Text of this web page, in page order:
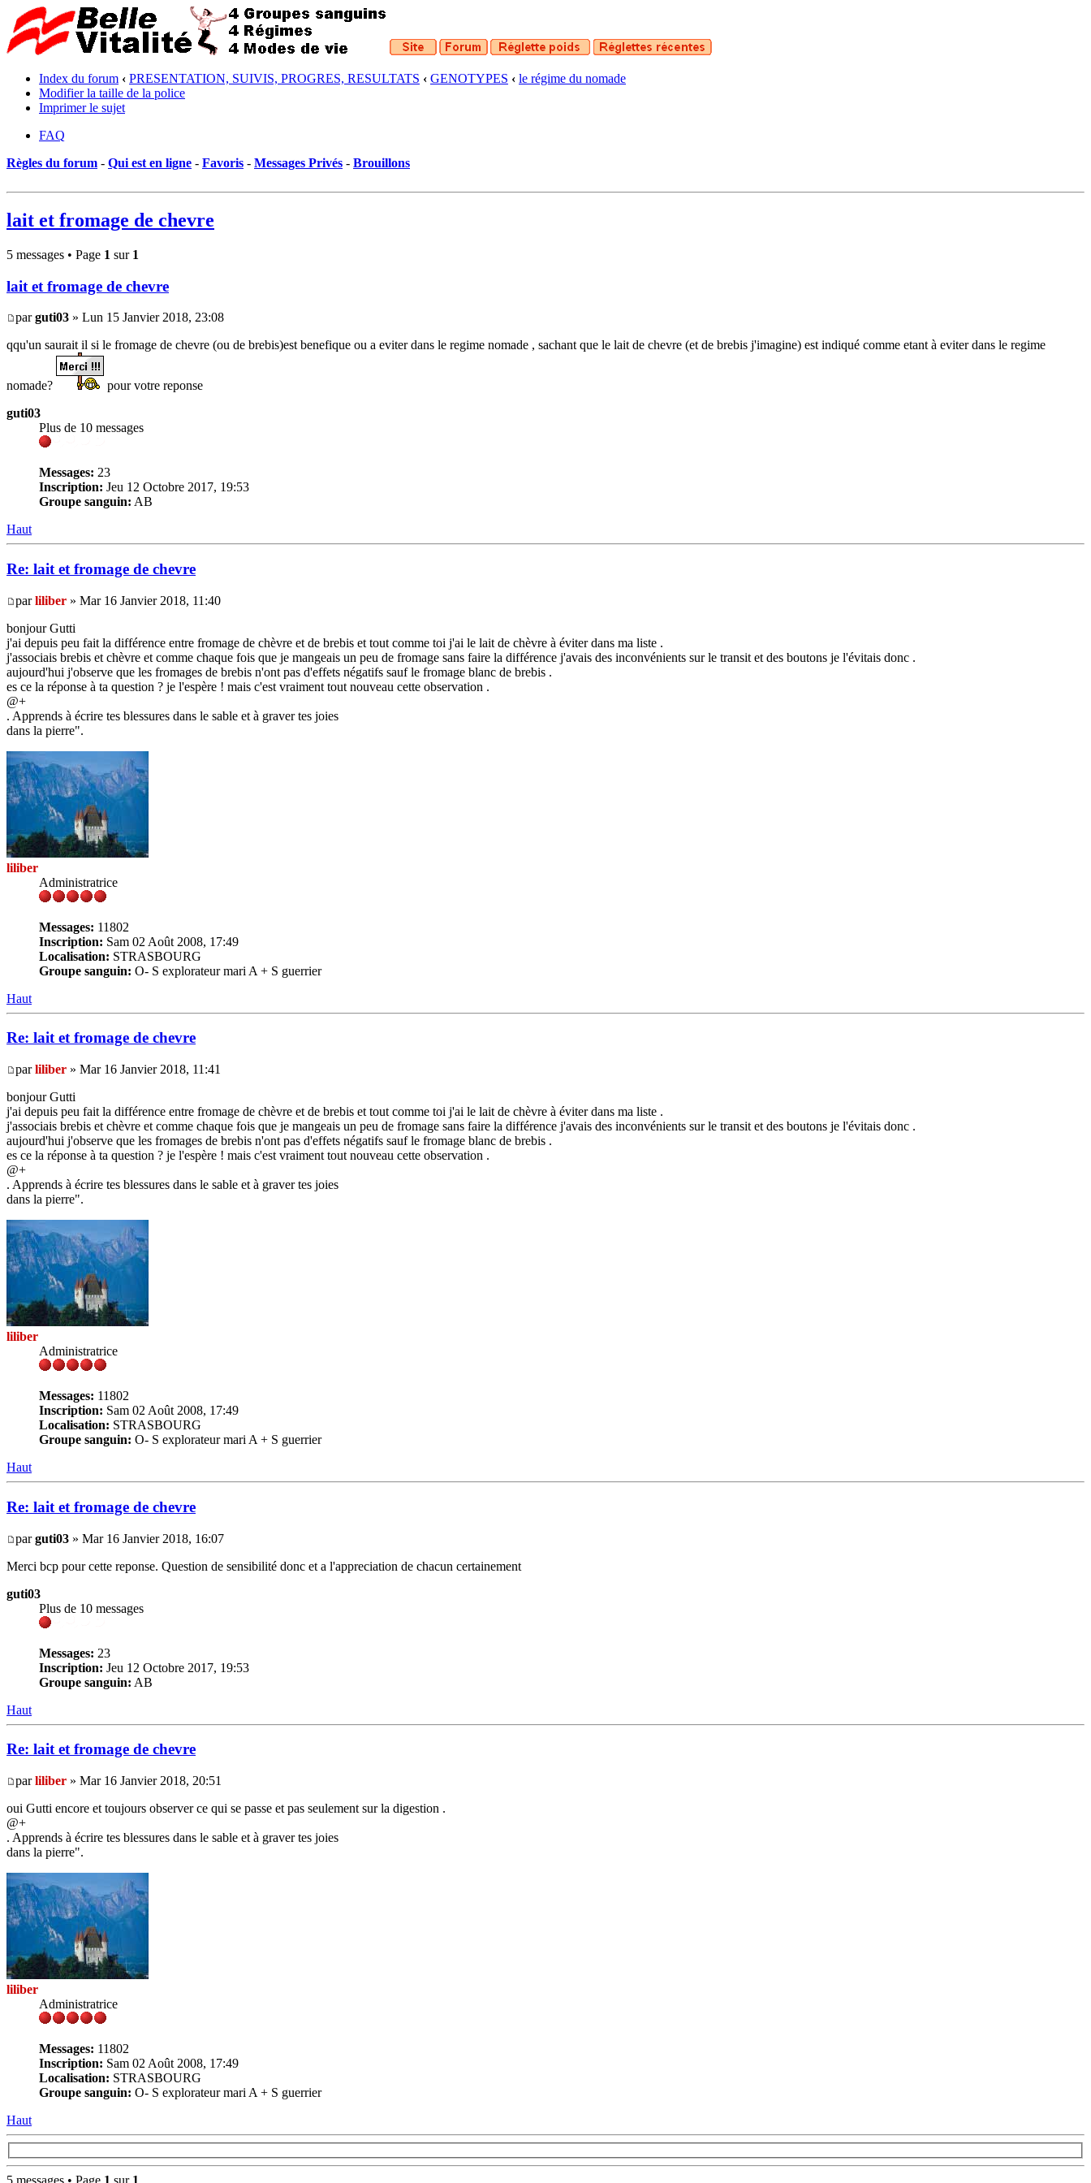
Index du forum ‹ PRESENTATION, SUIVIS, PROGRES, RESULTATS ‹ GENOTYPES ‹ le régime du nomade
Modifier la taille de la police
Imprimer le sujet
FAQ
Règles du forum - Qui est en ligne - Favoris - Messages Privés - Brouillons
lait et fromage de chevre
5 messages • Page 1 sur 1
lait et fromage de chevre
parguti03 » Lun 15 Janvier 2018, 23:08
qqu'un saurait il si le fromage de chevre (ou de brebis)est benefique ou a eviter dans le regime nomade , sachant que le lait de chevre (et de brebis j'imagine) est indiqué comme etant à eviter dans le regime
nomade?
pour votre reponse
guti03
Plus de 10 messages
Messages: 23
Inscription: Jeu 12 Octobre 2017, 19:53
Groupe sanguin: AB
Haut
Re: lait et fromage de chevre
parliliber » Mar 16 Janvier 2018, 11:40
bonjour Gutti
j'ai depuis peu fait la différence entre fromage de chèvre et de brebis et tout comme toi j'ai le lait de chèvre à éviter dans ma liste .
j'associais brebis et chèvre et comme chaque fois que je mangeais un peu de fromage sans faire la différence j'avais des inconvénients sur le transit et des boutons je l'évitais donc .
aujourd'hui j'observe que les fromages de brebis n'ont pas d'effets négatifs sauf le fromage blanc de brebis .
es ce la réponse à ta question ? je l'espère ! mais c'est vraiment tout nouveau cette observation .
@+
. Apprends à écrire tes blessures dans le sable et à graver tes joies
dans la pierre".
liliber
Administratrice
Messages: 11802
Inscription: Sam 02 Août 2008, 17:49
Localisation: STRASBOURG
Groupe sanguin: O- S explorateur mari A + S guerrier
Haut
Re: lait et fromage de chevre
parliliber » Mar 16 Janvier 2018, 11:41
bonjour Gutti
j'ai depuis peu fait la différence entre fromage de chèvre et de brebis et tout comme toi j'ai le lait de chèvre à éviter dans ma liste .
j'associais brebis et chèvre et comme chaque fois que je mangeais un peu de fromage sans faire la différence j'avais des inconvénients sur le transit et des boutons je l'évitais donc .
aujourd'hui j'observe que les fromages de brebis n'ont pas d'effets négatifs sauf le fromage blanc de brebis .
es ce la réponse à ta question ? je l'espère ! mais c'est vraiment tout nouveau cette observation .
@+
. Apprends à écrire tes blessures dans le sable et à graver tes joies
dans la pierre".
liliber
Administratrice
Messages: 11802
Inscription: Sam 02 Août 2008, 17:49
Localisation: STRASBOURG
Groupe sanguin: O- S explorateur mari A + S guerrier
Haut
Re: lait et fromage de chevre
parguti03 » Mar 16 Janvier 2018, 16:07
Merci bcp pour cette reponse. Question de sensibilité donc et a l'appreciation de chacun certainement
guti03
Plus de 10 messages
Messages: 23
Inscription: Jeu 12 Octobre 2017, 19:53
Groupe sanguin: AB
Haut
Re: lait et fromage de chevre
parliliber » Mar 16 Janvier 2018, 20:51
oui Gutti encore et toujours observer ce qui se passe et pas seulement sur la digestion .
@+
. Apprends à écrire tes blessures dans le sable et à graver tes joies
dans la pierre".
liliber
Administratrice
Messages: 11802
Inscription: Sam 02 Août 2008, 17:49
Localisation: STRASBOURG
Groupe sanguin: O- S explorateur mari A + S guerrier
Haut
5 messages • Page 1 sur 1